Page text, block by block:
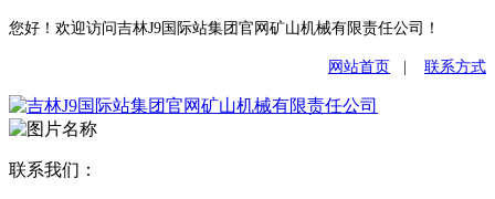
您好！欢迎访问吉林J9国际站集团官网矿山机械有限责任公司！
网站首页 联系方式
联系我们：